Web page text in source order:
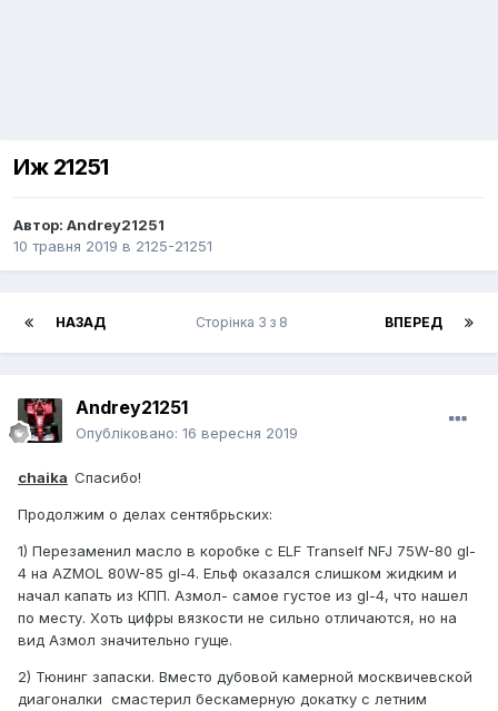
Иж 21251
Автор: Andrey21251
10 травня 2019 в 2125-21251
НАЗАД ВПЕРЕД
Сторінка 3 з 8
Andrey21251
Опубліковано: 16 вересня 2019
chaika Спасибо!
Продолжим о делах сентябрьских:
1) Перезаменил масло в коробке с ELF Tranself NFJ 75W-80 gl-
4 на AZMOL 80W-85 gl-4. Ельф оказался слишком жидким и
начал капать из КПП. Азмол- самое густое из gl-4, что нашел
по месту. Хоть цифры вязкости не сильно отличаются, но на
вид Азмол значительно гуще.
2) Тюнинг запаски. Вместо дубовой камерной москвичевской
диагоналки смастерил бескамерную докатку с летним